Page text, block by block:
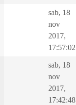
sab, 18
nov
2017,
17:57:02
sab, 18
nov
2017,
17:42:48